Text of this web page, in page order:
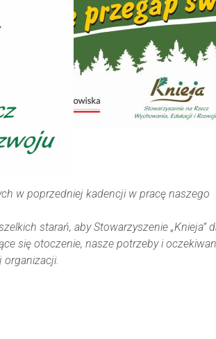
w poprzedniej kadencji w pracę naszego
starań, aby Stowarzyszenie „Knieja”
się otoczenie, nasze potrzeby i
organizacji.